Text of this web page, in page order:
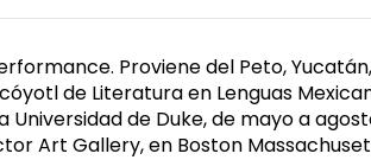
Proviene del Peto,
de Literatura en Lenguas
de Duke, de mayo a
Art Gallery, en Boston